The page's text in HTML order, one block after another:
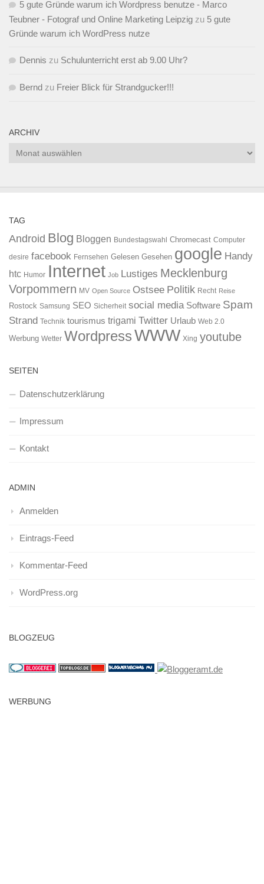
5 gute Gründe warum ich Wordpress benutze - Marco
Teubner - Fotograf und Online Marketing Leipzig zu 5 gute
Gründe warum ich WordPress nutze
Dennis zu Schulunterricht erst ab 9.00 Uhr?
Bernd zu Freier Blick für Strandgucker!!!
ARCHIV
Archiv
TAG
Android Blog Bloggen Bundestagswahl Chromecast Computer
desire facebook Fernsehen Gelesen Gesehen google Handy
htc Humor Internet Job Lustiges Mecklenburg
Vorpommern MV Open Source Ostsee Politik Recht Reise
Rostock Samsung SEO Sicherheit social media Software Spam
Strand Technik tourismus trigami Twitter Urlaub Web 2.0
Werbung Wetter WordpressWWW Xing youtube
SEITEN
Datenschutzerklärung
Impressum
Kontakt
ADMIN
Anmelden
Eintrags-Feed
Kommentar-Feed
WordPress.org
BLOGZEUG
WERBUNG